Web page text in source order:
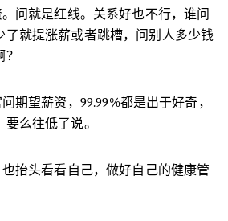
问就是红线。关系好也不行，谁问
了就提涨薪或者跳槽，问别人多少钱
期望薪资，99.99%都是出于好奇，
么往低了说。
抬头看看自己，做好自己的健康管
活工作相互交错。且工作多于生
知的层次。第一阶段：技术为
为上。第三阶段：技术业务均
。 14.如果你是一个情商比较低
面的提升，对个人工作生活有
不是对着干，投桃报李，不然
对测试同学客气一点，他们是